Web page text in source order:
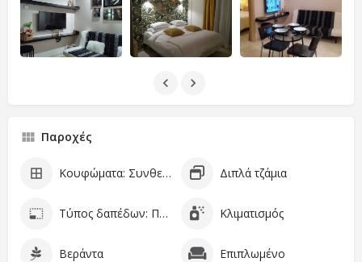
Παροχές
Κουφώματα: Συνθετικά Διπλά τζάμια
Τύπος δαπέδων: Πλακάκι Κλιματισμός
Βεράντα Επιπλωμένο